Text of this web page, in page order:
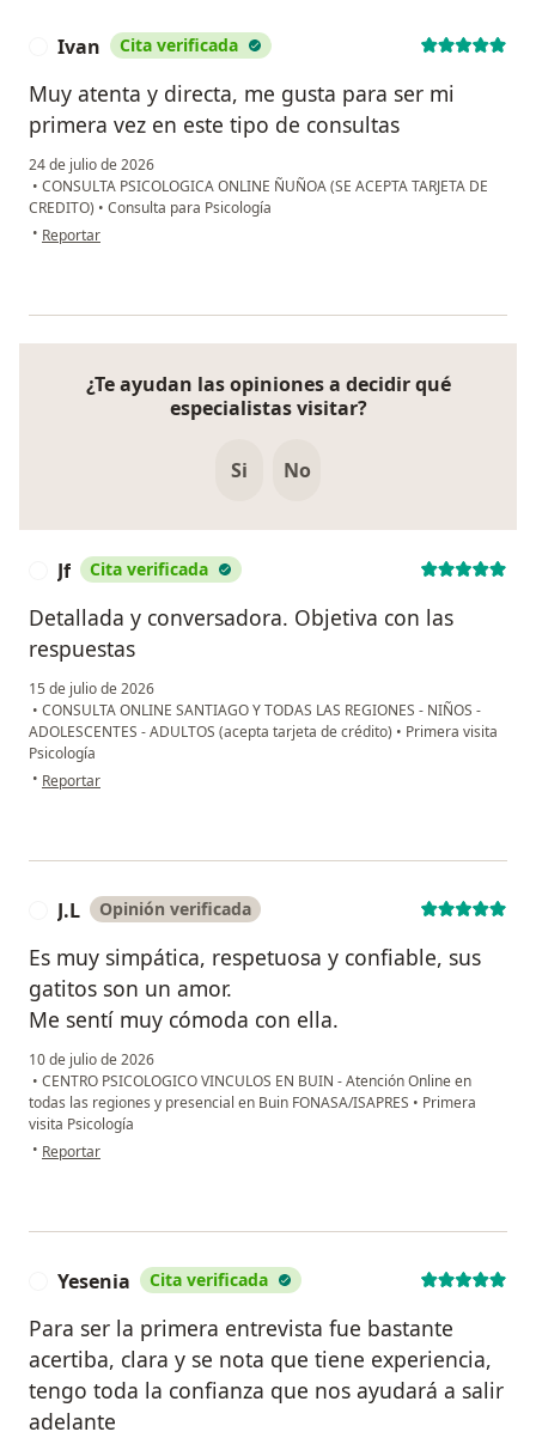
Ivan Cita verificada
Muy atenta y directa, me gusta para ser mi
primera vez en este tipo de consultas
24 de julio de 2026
• CONSULTA PSICOLOGICA ONLINE ÑUÑOA (SE ACEPTA TARJETA DE
CREDITO) • Consulta para Psicología
• en opinión del usuario Ivan
Reportar
¿Te ayudan las opiniones a decidir qué
especialistas visitar?
Si No
Jf Cita verificada
Detallada y conversadora. Objetiva con las
respuestas
15 de julio de 2026
• CONSULTA ONLINE SANTIAGO Y TODAS LAS REGIONES - NIÑOS -
ADOLESCENTES - ADULTOS (acepta tarjeta de crédito) • Primera visita
Psicología
• en opinión del usuario Jf
Reportar
J.L Opinión verificada
Es muy simpática, respetuosa y confiable, sus
gatitos son un amor.
Me sentí muy cómoda con ella.
10 de julio de 2026
• CENTRO PSICOLOGICO VINCULOS EN BUIN - Atención Online en
todas las regiones y presencial en Buin FONASA/ISAPRES • Primera
visita Psicología
• en opinión del usuario J.L
Reportar
Yesenia Cita verificada
Para ser la primera entrevista fue bastante
acertiba, clara y se nota que tiene experiencia,
tengo toda la confianza que nos ayudará a salir
adelante